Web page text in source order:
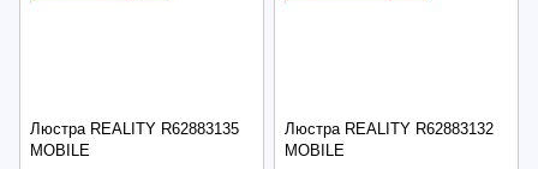
Люстра REALITY R62883135
MOBILE
Люстра REALITY R62883132
MOBILE